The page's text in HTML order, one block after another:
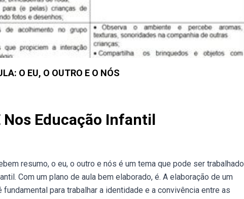
O EU, O OUTRO E O NÓS
Nos Educação Infantil
resumo, o eu, o outro e nós é um tema que pode ser trabalhado
Com um plano de aula bem elaborado, é. A elaboração de um
para trabalhar a identidade e a convivência entre as